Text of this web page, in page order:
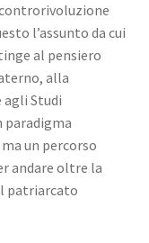
l’assunto da cui
al pensiero
alla
agli Studi
paradigma
un percorso
andare oltre la
patriarcato